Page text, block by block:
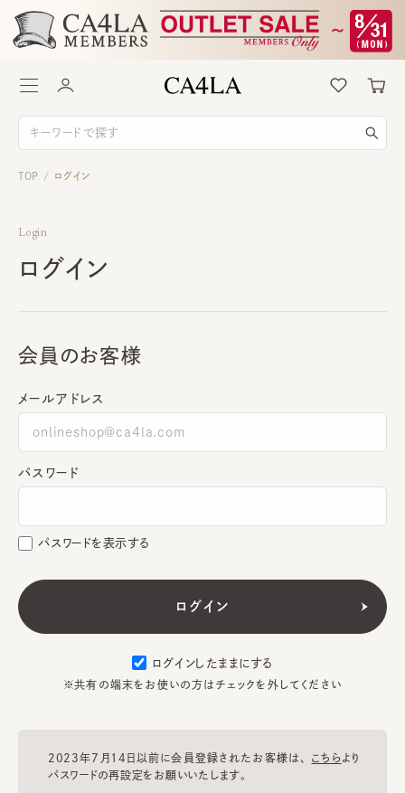
TOP / ログイン
Login
ログイン
会員のお客様
メールアドレス
パスワード
パスワードを表示する
ログインしたままにする
※共有の端末をお使いの方はチェックを外してください
2023年7月14日以前に会員登録されたお客様は、 こちらより
パスワードの再設定をお願いいたします。